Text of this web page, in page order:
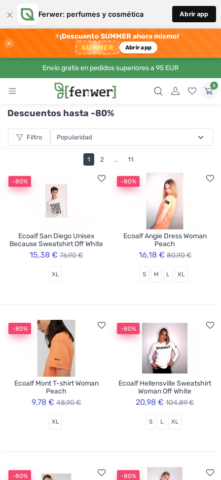
× Ferwer: perfumes y cosmética Abrir app
×
⚡¡Descuento SUMMER ahora mismo!
SUMMER Abrir app
Envío gratis en pedidos superiores a 95 EUR
0
Descuentos hasta -80%
Filtro
1 2 … 11
-80%
Ecoalf San Diego Unisex
Because Sweatshirt Off White
15,38 € 76,90 €
XL
-80%
Ecoalf Angie Dress Woman
Peach
16,18 € 80,90 €
S M L XL
-80%
Ecoalf Mont T-shirt Woman
Peach
9,78 € 48,90 €
XL
-80%
Ecoalf Hellensville Sweatshirt
Woman Off White
20,98 € 104,89 €
S L XL
-80% -80%